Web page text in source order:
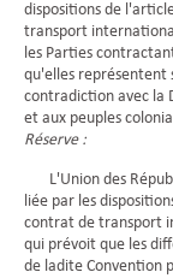
dispositions de
transport
les Parties
qu'elles représentent
contradiction avec la
et aux peuples
Réserve :
L'Union des
liée par les
contrat de transport
qui prévoit que les
de ladite Convention